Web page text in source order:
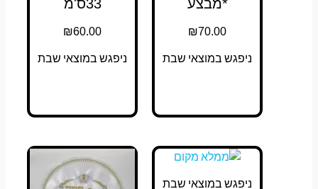
*מבצע
₪70.00
ניפגש במוצאי שבת
33ס'מ
₪60.00
ניפגש במוצאי שבת
ניפגש במוצאי שבת